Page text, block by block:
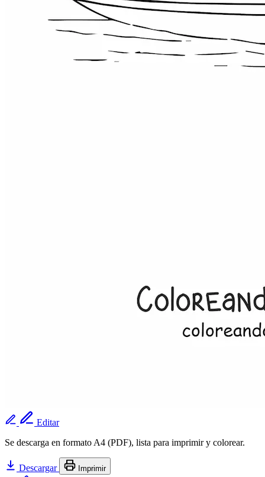
Editar
Se descarga en formato A4 (PDF), lista para imprimir y colorear.
Descargar Imprimir